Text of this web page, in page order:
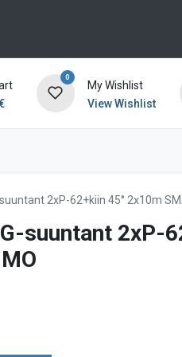
0
My Wishlist
View Wishlist
2xP-62+kiin 45° 2x10m
suuntant 2xP-